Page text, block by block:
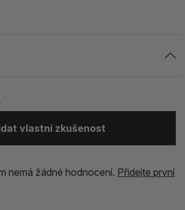
vlastní zkušenost
nemá žádné hodnocení. Přidejte první